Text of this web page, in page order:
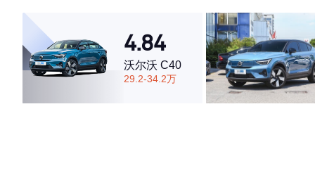
4.84
沃尔沃 C40
29.2-34.2万